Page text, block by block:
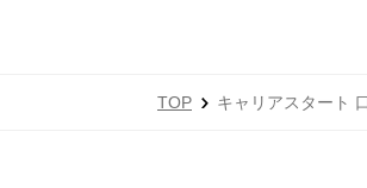
TOP キャリアスタート